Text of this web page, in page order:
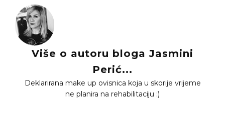
Više o autoru bloga Jasmini
Perić...
Deklarirana make up ovisnica koja u skorije vrijeme
ne planira na rehabilitaciju :)